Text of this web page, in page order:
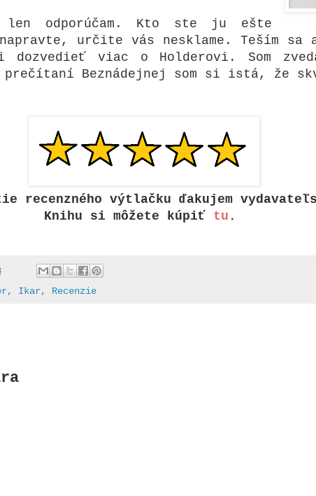
len odporúčam. Kto ste ju ešte
určite vás nesklame. Teším sa
dozvedieť viac o Holderovi. Som
Beznádejnej som si istá, že
recenzného výtlačku ďakujem
Knihu si môžete kúpiť tu .
, Ikar, Recenzie